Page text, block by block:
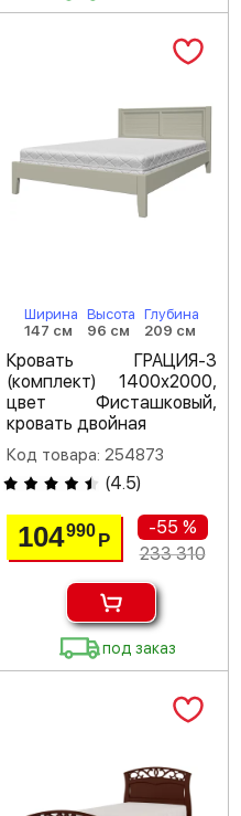
Ширина
147 см
Высота
96 см
Глубина
209 см
Кровать ГРАЦИЯ-3
(комплект) 1400х2000,
цвет Фисташковый,
кровать двойная
Код товара: 254873
(4.5)
104990 Р
-55 %
233 310
под заказ